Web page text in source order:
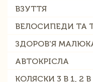
ВЗУТТЯ
ВЕЛОСИПЕДИ ТА
ЗДОРОВ'Я
АВТОКРІСЛА
КОЛЯСКИ 3 В 1, 2 В